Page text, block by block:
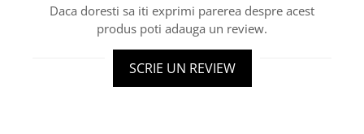
Daca doresti sa iti exprimi parerea despre acest
produs poti adauga un review.
SCRIE UN REVIEW